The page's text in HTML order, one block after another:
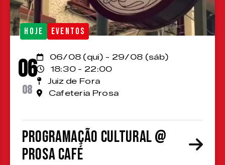
HOJE EVENTOS
06
08
06/08 (qui) - 29/08 (sáb)
18:30 - 22:00
Juiz de Fora
Cafeteria Prosa
Programação cultural @
Prosa Café